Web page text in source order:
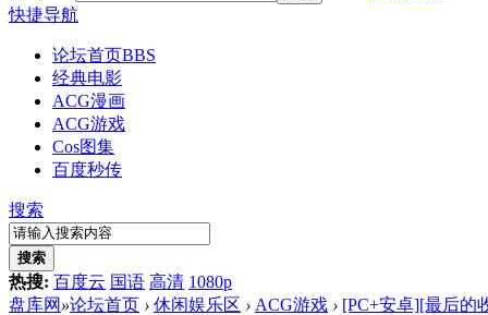
快捷导航
论坛首页BBS
经典电影
ACG漫画
ACG游戏
Cos图集
百度秒传
搜索
搜索
热搜: 百度云 国语 高清 1080p
盘库网 »论坛首页 › 休闲娱乐区 › ACG游戏 › [PC+安卓][最后的